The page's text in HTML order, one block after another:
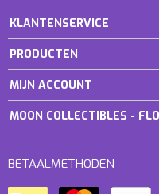
KLANTENSERVICE
PRODUCTEN
MIJN ACCOUNT
MOON COLLECTIBLES -
BETAALMETHODEN